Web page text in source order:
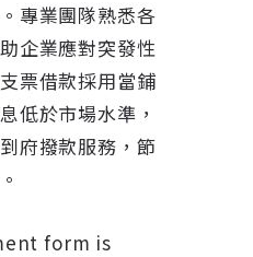
專業團隊熟悉各
企業應對突發性
票借款採用當鋪
低於市場水準，
府撥款服務，節
form is